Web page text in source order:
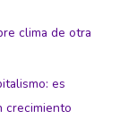
clima de otra
es
crecimiento